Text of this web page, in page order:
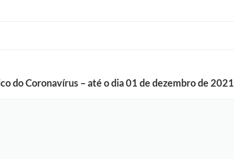
do Coronavírus – até o dia 01 de dezembro de 2021